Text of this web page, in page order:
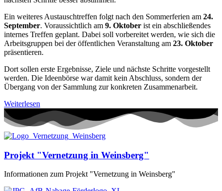
Ein weiteres Austauschtreffen folgt nach den Sommerferien am 24.
September. Voraussichtlich am 9. Oktober ist ein abschließendes
internes Treffen geplant. Dabei soll vorbereitet werden, wie sich die
Arbeitsgruppen bei der öffentlichen Veranstaltung am 23. Oktober
präsentieren.
Dort sollen erste Ergebnisse, Ziele und nächste Schritte vorgestellt
werden. Die Ideenbörse war damit kein Abschluss, sondern der
Übergang von der Sammlung zur konkreten Zusammenarbeit.
Weiterlesen
Projekt "Vernetzung in Weinsberg"
Informationen zum Projekt "Vernetzung in Weinsberg"